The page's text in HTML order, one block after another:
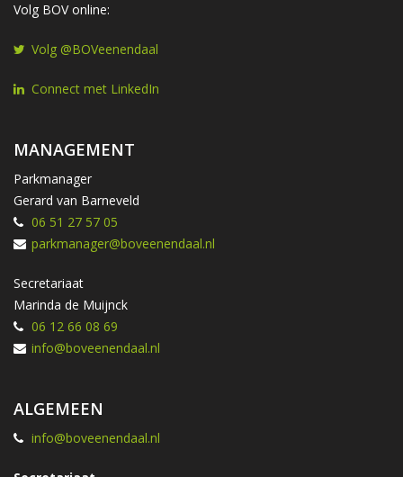
Volg BOV online:
Volg @BOVeenendaal
Connect met LinkedIn
MANAGEMENT
Parkmanager
Gerard van Barneveld
06 51 27 57 05
parkmanager@boveenendaal.nl
Secretariaat
Marinda de Muijnck
06 12 66 08 69
info@boveenendaal.nl
ALGEMEEN
info@boveenendaal.nl